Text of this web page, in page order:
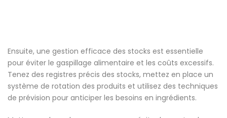
Ensuite, une gestion efficace des stocks est essentielle
pour éviter le gaspillage alimentaire et les coûts excessifs.
Tenez des registres précis des stocks, mettez en place un
système de rotation des produits et utilisez des techniques
de prévision pour anticiper les besoins en ingrédients.